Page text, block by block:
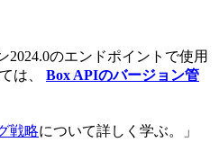
2024.0のエンドポイントで使用
は、 Box APIのバージョン管
戦略について詳しく学ぶ。」